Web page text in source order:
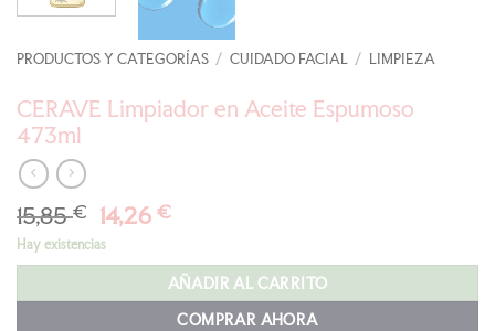
PRODUCTOS Y CATEGORÍAS / CUIDADO FACIAL / LIMPIEZA
CERAVE Limpiador en Aceite Espumoso
473ml
15,85€ El
precio
original
15,85 €.
14,26€El
actual
es:
14,26 €.
Hay existencias
AÑADIR AL CARRITO
COMPRAR AHORA